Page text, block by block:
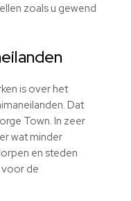
zoals u gewend
is over het
Dat
Town. In zeer
wat minder
en steden
voor de